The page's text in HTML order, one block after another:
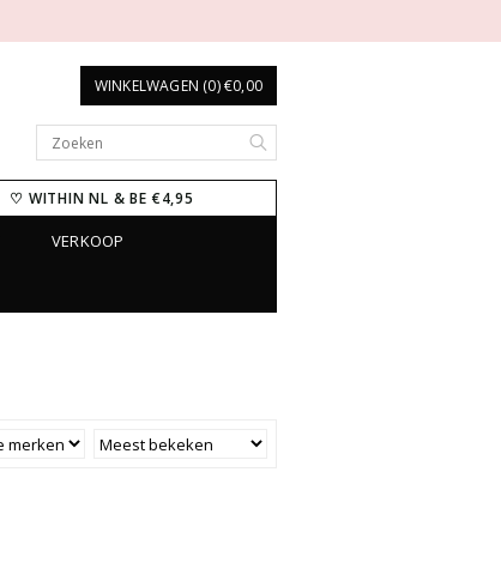
WINKELWAGEN (0) €0,00
♡ WITHIN NL & BE €4,95
VERKOOP